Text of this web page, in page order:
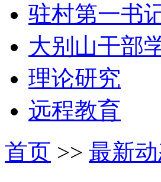
驻村第一书
大别山干部
理论研究
远程教育
首页 >> 最新